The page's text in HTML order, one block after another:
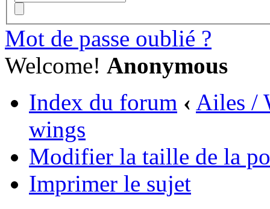
Mot de passe oublié ?
Welcome! Anonymous
Index du forum ‹ Ailes /
wings
Modifier la taille de la
Imprimer le sujet